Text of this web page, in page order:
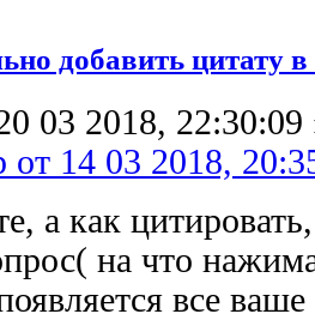
добавить цитату
03 2018, 22:30:09
от 14 03 2018,
а как
на что
все